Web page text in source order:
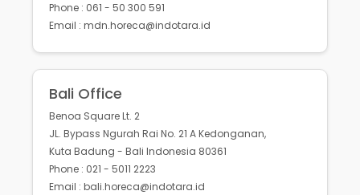
Phone : 061 - 50 300 591
Email : mdn.horeca@indotara.id
Bali Office
Benoa Square Lt. 2
JL. Bypass Ngurah Rai No. 21 A Kedonganan,
Kuta Badung - Bali Indonesia 80361
Phone : 021 - 5011 2223
Email : bali.horeca@indotara.id